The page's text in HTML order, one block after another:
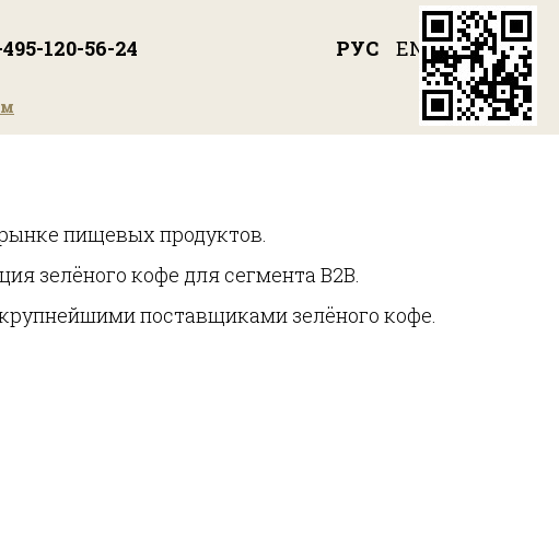
120-56-24 РУС ENG
пищевых продуктов.
зелёного кофе для сегмента B2B.
поставщиками зелёного кофе.